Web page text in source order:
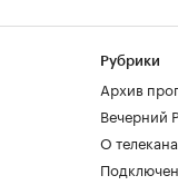
Рубрики
Архив
Вечерний
О